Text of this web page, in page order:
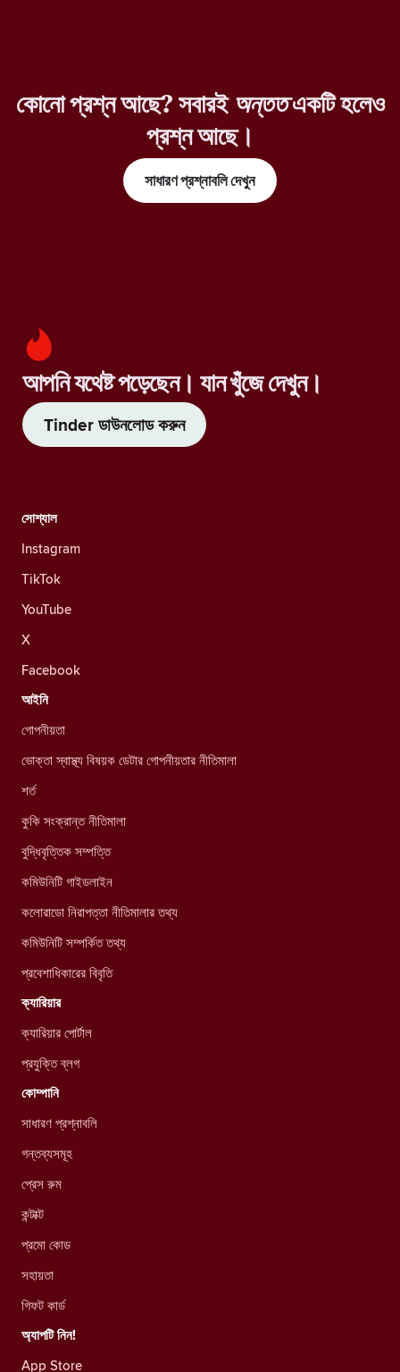
কোনো প্রশ্ন আছে? সবারইঅন্ততএকটি হলেও
প্রশ্ন আছে।
সাধারণ প্রশ্নাবলি দেখুন
আপনি যথেষ্ট পড়েছেন। যান খুঁজে দেখুন।
Tinder ডাউনলোড করুন
সোশ্যাল
Instagram
TikTok
YouTube
X
Facebook
আইনি
গোপনীয়তা
ভোক্তা স্বাস্থ্য বিষয়ক ডেটার গোপনীয়তার নীতিমালা
শর্ত
কুকি সংক্রান্ত নীতিমালা
বুদ্ধিবৃত্তিক সম্পত্তি
কমিউনিটি গাইডলাইন
কলোরাডো নিরাপত্তা নীতিমালার তথ্য
কমিউনিটি সম্পর্কিত তথ্য
প্রবেশাধিকারের বিবৃতি
ক্যারিয়ার
ক্যারিয়ার পোর্টাল
প্রযুক্তি ব্লগ
কোম্পানি
সাধারণ প্রশ্নাবলি
গন্তব্যসমূহ
প্রেস রুম
কন্টাক্ট
প্রমো কোড
সহায়তা
গিফট কার্ড
অ্যাপটি নিন!
App Store